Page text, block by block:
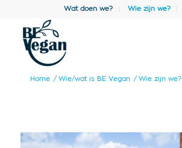
Wat doen we? Wie zijn we?
Home / Wie/wat is BE Vegan / Wie zijn we?